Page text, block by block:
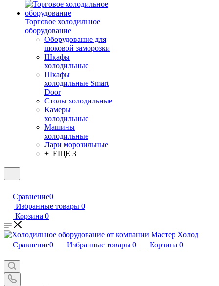
Торговое холодильное
оборудование
Оборудование для
шоковой заморозки
Шкафы
холодильные
Шкафы
холодильные Smart
Door
Столы холодильные
Камеры
холодильные
Машины
холодильные
Лари морозильные
+ ЕЩЕ 3
Сравнение0
Избранные товары 0
Корзина 0
Сравнение0 Избранные товары 0 Корзина 0